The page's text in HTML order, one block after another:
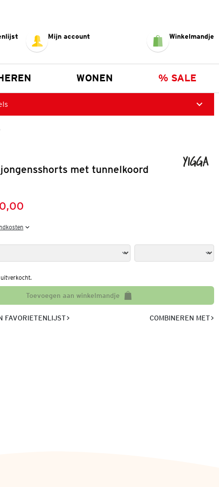
Mijn account Winkelmandje
WONEN % SALE
met tunnelkoord
Toevoegen aan winkelmandje
FAVORIETENLIJST COMBINEREN MET